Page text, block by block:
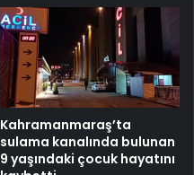
Kahramanmaraş’ta
sulama kanalında bulunan
9 yaşındaki çocuk hayatını